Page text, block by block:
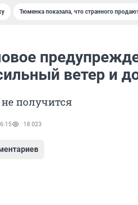
Тюменка показала, что странного
ветер и
получится
18 023